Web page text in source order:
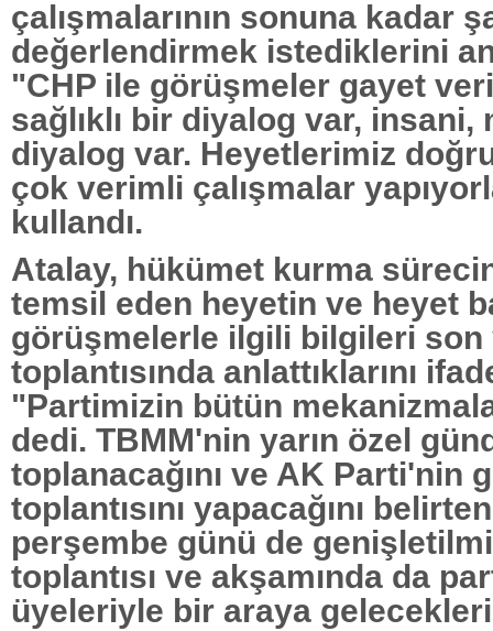
çalışmalarının sonuna kadar
değerlendirmek istediklerini
"CHP ile görüşmeler gayet
sağlıklı bir diyalog var, insani,
diyalog var. Heyetlerimiz
çok verimli çalışmalar
kullandı.
Atalay, hükümet kurma
temsil eden heyetin ve heyet
görüşmelerle ilgili bilgileri son
toplantısında anlattıklarını
"Partimizin bütün
dedi. TBMM'nin yarın özel
toplanacağını ve AK Parti'nin
toplantısını yapacağını
perşembe günü de
toplantısı ve akşamında da
üyeleriyle bir araya